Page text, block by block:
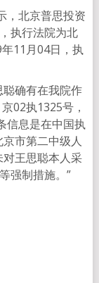
，北京普思投资
执行法院为北
11月04日，执
确有在我院作
02执1325号，
信息是在中国执
市第二中级人
王思聪本人采
强制措施。”